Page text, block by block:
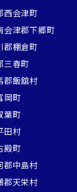
西会津町
会津郡下郷町
郡棚倉町
三春町
郡飯舘村
岡町
葉町
田村
殿町
郡中島村
郡天栄村